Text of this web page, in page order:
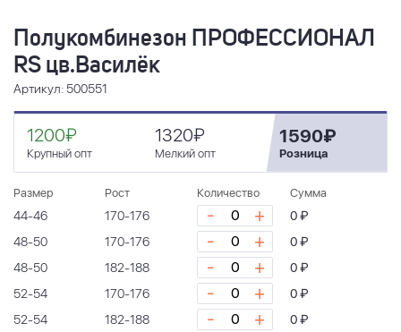
Полукомбинезон ПРОФЕССИОНАЛ
RS цв.Василёк
Артикул: 500551
1200₽
Крупный опт
1320₽
Мелкий опт
1590₽
Розница
Размер Рост Количество Сумма
44-46 170-176 - +
0 ₽
48-50
170-176 - +
0 ₽
48-50
182-188 - +
0 ₽
52-54
170-176 - +
0 ₽
52-54
182-188 - +
0 ₽